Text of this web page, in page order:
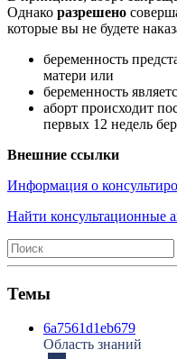
Однако разрешено
которые вы не будете
беременность
матери или
беременность
аборт происходит
первых 12 недель
Внешние ссылки
Информация о
Найти консультационные
Темы
6a7561d1eb679
Область знаний